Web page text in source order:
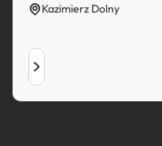
Kazimierz Dolny